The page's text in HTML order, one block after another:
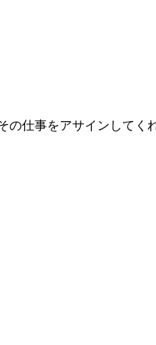
仕事をアサインしてく